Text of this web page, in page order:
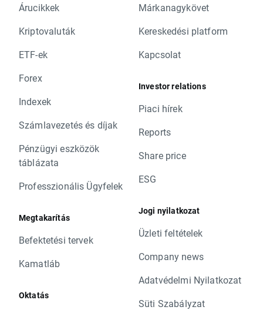
Árucikkek
Kriptovaluták
ETF-ek
Forex
Indexek
Számlavezetés és díjak
Pénzügyi eszközök
táblázata
Professzionális Ügyfelek
Megtakarítás
Befektetési tervek
Kamatláb
Oktatás
Márkanagykövet
Kereskedési platform
Kapcsolat
Investor relations
Piaci hírek
Reports
Share price
ESG
Jogi nyilatkozat
Üzleti feltételek
Company news
Adatvédelmi Nyilatkozat
Süti Szabályzat